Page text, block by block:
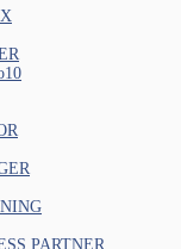
PARTNER